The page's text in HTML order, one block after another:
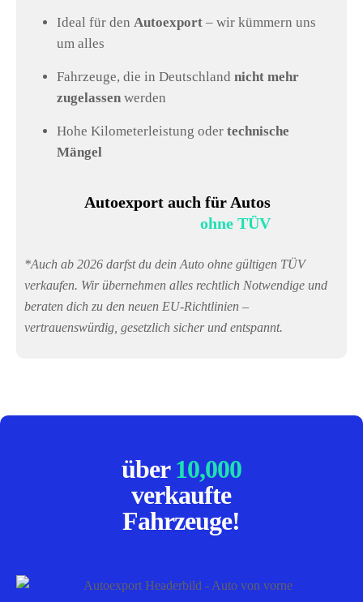
Ideal für den Autoexport – wir kümmern uns
um alles
Fahrzeuge, die in Deutschland nicht mehr
zugelassen werden
Hohe Kilometerleistung oder technische
Mängel
Autoexport auch für Autos
ohne TÜV
*Auch ab 2026 darfst du dein Auto ohne gültigen TÜV
verkaufen. Wir übernehmen alles rechtlich Notwendige und
beraten dich zu den neuen EU-Richtlinien –
vertrauenswürdig, gesetzlich sicher und entspannt.
über10,000
verkaufte
Fahrzeuge!